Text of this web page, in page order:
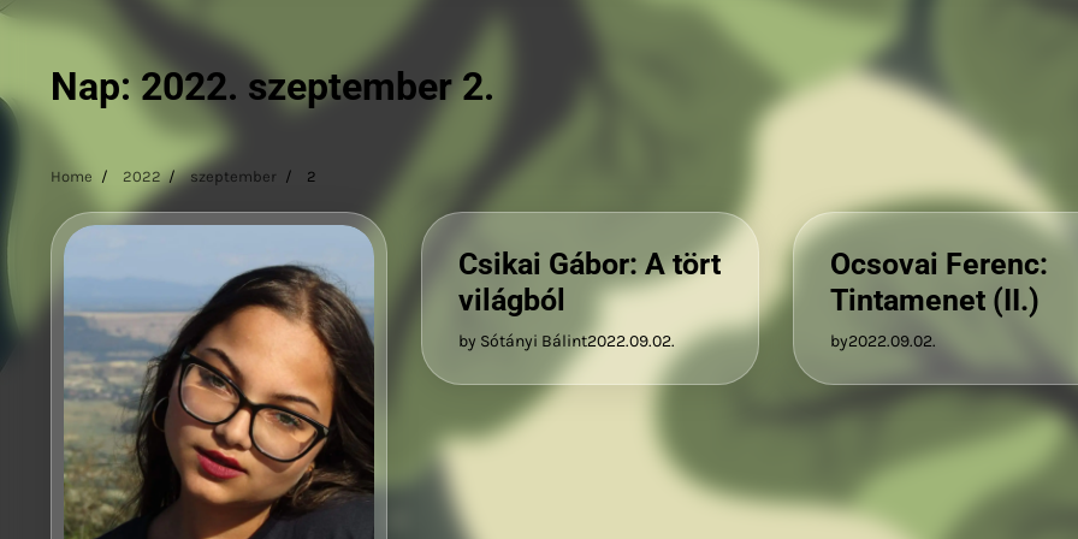
Nap:2022. szeptember 2.
Home 2022 szeptember 2
Csikai Gábor: A tört
világból
by Sótányi Bálint2022.09.02.
Ocsovai Ferenc:
Tintamenet (II.)
by2022.09.02.